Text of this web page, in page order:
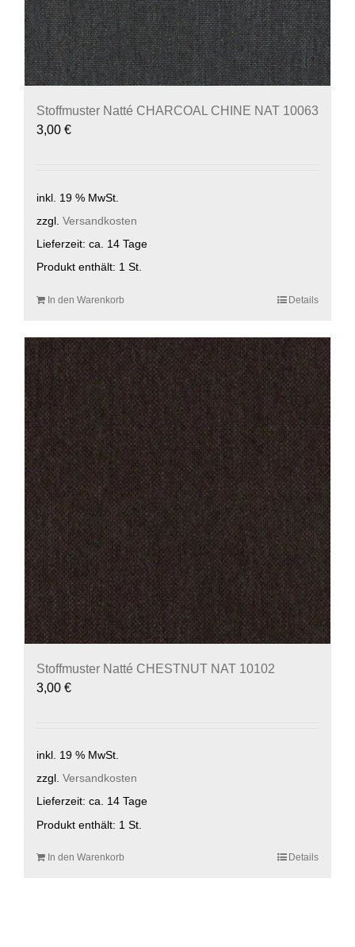
Stoffmuster Natté CHARCOAL CHINE NAT 10063
3,00 €
inkl. 19 % MwSt.
zzgl. Versandkosten
Lieferzeit: ca. 14 Tage
Produkt enthält: 1 St.
In den Warenkorb Details
Stoffmuster Natté CHESTNUT NAT 10102
3,00 €
inkl. 19 % MwSt.
zzgl. Versandkosten
Lieferzeit: ca. 14 Tage
Produkt enthält: 1 St.
In den Warenkorb Details